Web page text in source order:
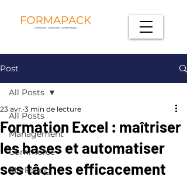
Post
All Posts
Management
Commerce
Marketing
All Posts
Formation Excel : maîtriser
les bases et automatiser
ses tâches efficacement
23 avr. 3 min de lecture